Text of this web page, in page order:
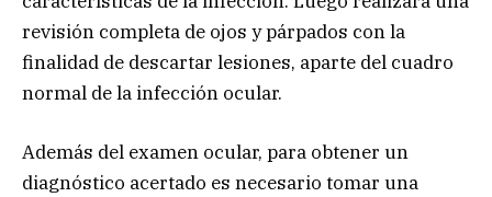
revisión completa de ojos y párpados con la
finalidad de descartar lesiones, aparte del cuadro
normal de la infección ocular.
Además del examen ocular, para obtener un
diagnóstico acertado es necesario tomar una